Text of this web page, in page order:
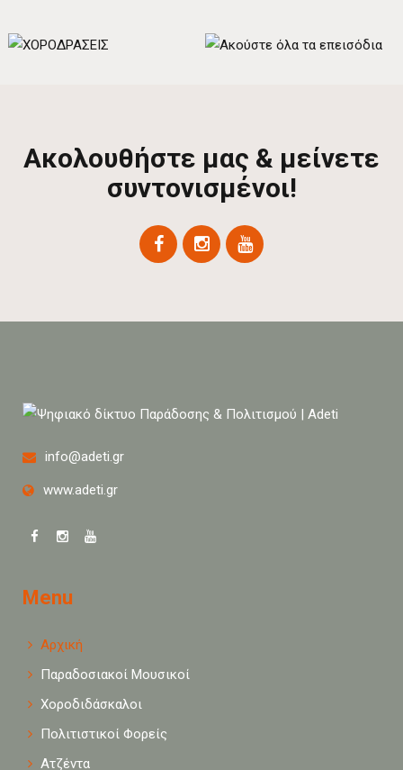
Ακολουθήστε μας & μείνετε
συντονισμένοι!
info@adeti.gr
www.adeti.gr
Menu
Αρχική
Παραδοσιακοί Μουσικοί
Χοροδιδάσκαλοι
Πολιτιστικοί Φορείς
Ατζέντα